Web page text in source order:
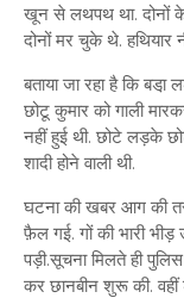
खून से लथपथ था. दोनों
दोनों मर चुके थे. हथियार
बताया जा रहा है कि
छोटू कुमार को गाली
नहीं हुई थी. छोटे लड़के
शादी होने वाली थी.
घटना की खबर आग की
फ़ैल गई. गों की भारी भीड़
पड़ी.सूचना मिलते ही
कर छानबीन शुरू की. वहीं